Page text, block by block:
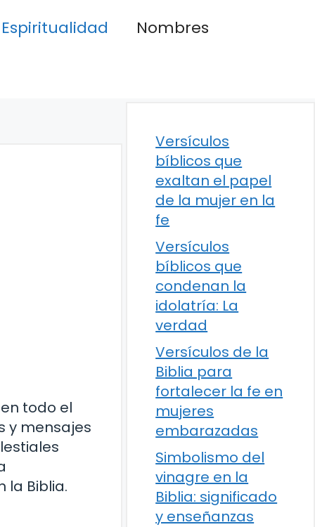
Espiritualidad Nombres
todo el
y mensajes
la Biblia.
Versículos
bíblicos que
exaltan el papel
de la mujer en la
fe
Versículos
bíblicos que
condenan la
idolatría: La
verdad
Versículos de la
Biblia para
fortalecer la fe en
mujeres
embarazadas
Simbolismo del
vinagre en la
Biblia: significado
y enseñanzas